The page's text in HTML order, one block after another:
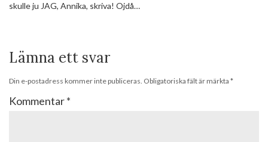
skulle ju JAG, Annika, skriva! Ojdå…
Lämna ett svar
Din e-postadress kommer inte publiceras. Obligatoriska fält är märkta *
Kommentar*